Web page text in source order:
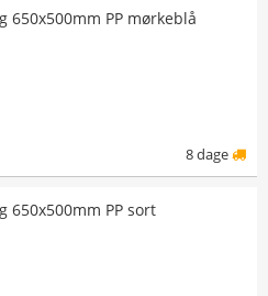
650x500mm PP mørkeblå
8 dage
650x500mm PP sort